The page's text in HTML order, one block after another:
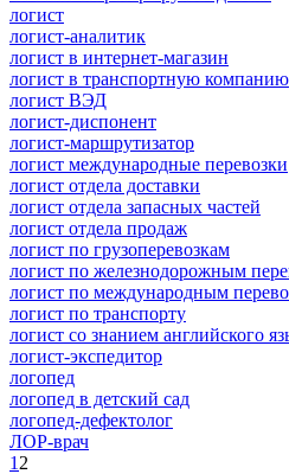
логист
логист-аналитик
логист в интернет-магазин
логист в транспортную компанию
логист ВЭД
логист-диспонент
логист-маршрутизатор
логист международные перевозки
логист отдела доставки
логист отдела запасных частей
логист отдела продаж
логист по грузоперевозкам
логист по железнодорожным
логист по международным
логист по транспорту
логист со знанием английского
логист-экспедитор
логопед
логопед в детский сад
логопед-дефектолог
ЛОР-врач
1 2